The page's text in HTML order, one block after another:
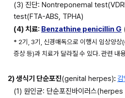
(3) 진단: Nontreponemal
test(FTA-ABS, TPHA)
(4) 치료: Benzathine penicillin G
* 2기, 3기, 신경매독으로 이행시 임상양
증상 등)과 치료가 달라질 수 있다. 관련 내
2) 생식기 단순포진(genital herpes):
(1) 원인균: 단순포진바이러스